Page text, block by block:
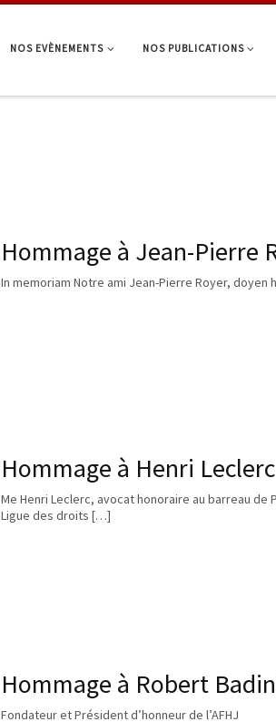
NOS EVÈNEMENTS NOS PUBLICATIONS
Hommage à Jean-Pierre
In memoriam Notre ami Jean-Pierre Royer,
Hommage à Henri
Me Henri Leclerc, avocat honoraire au barreau de
Ligue des droits […]
Hommage à Robert
Fondateur et Président d’honneur de l’AFHJ